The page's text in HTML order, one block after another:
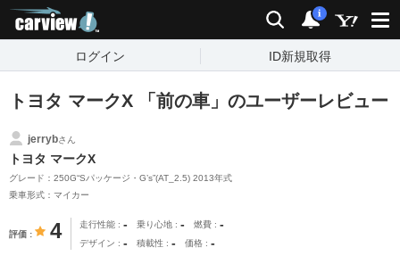
検索 通知
i
ログイン ID新規取得
トヨタ マークX 「前の車」のユーザーレビュー
jerrybさん
トヨタ マークX
グレード：250G“Sパッケージ・G’s”(AT_2.5) 2013年式
乗車形式：マイカー
評価 4 走行性能 - 乗り心地 - 燃費 -
デザイン - 積載性 - 価格 -